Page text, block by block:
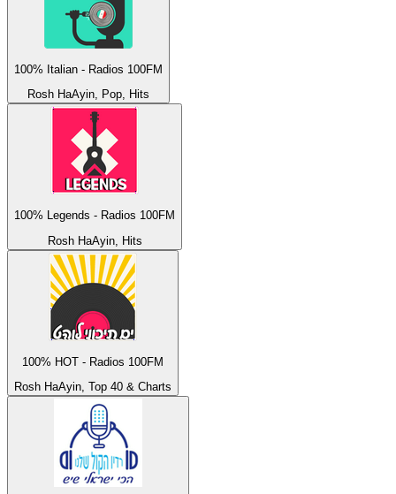
100% Italian - Radios 100FM
Rosh HaAyin, Pop, Hits
100% Legends - Radios 100FM
Rosh HaAyin, Hits
100% HOT - Radios 100FM
Rosh HaAyin, Top 40 & Charts